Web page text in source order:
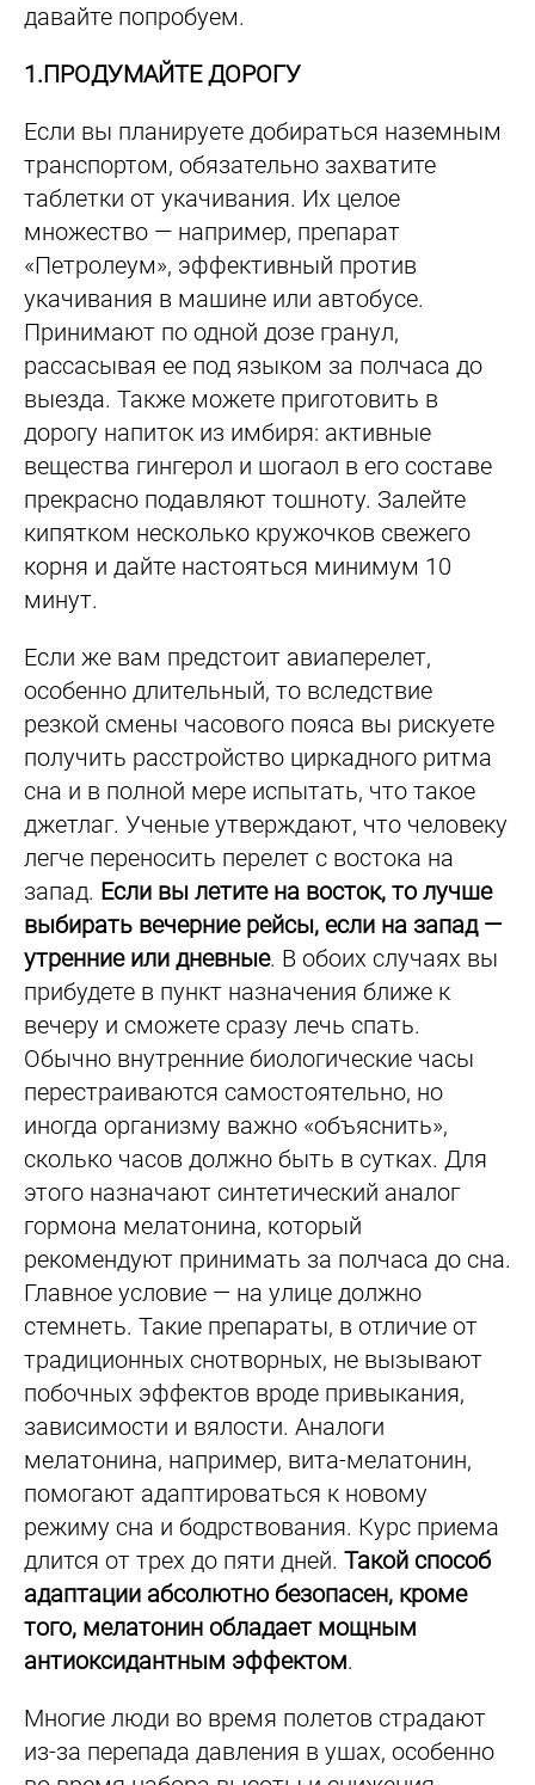
давайте попробуем.
1.ПРОДУМАЙТЕ ДОРОГУ
Если вы планируете добираться наземным
транспортом, обязательно захватите
таблетки от укачивания. Их целое
множество — например, препарат
«Петролеум», эффективный против
укачивания в машине или автобусе.
Принимают по одной дозе гранул,
рассасывая ее под языком за полчаса до
выезда. Также можете приготовить в
дорогу напиток из имбиря: активные
вещества гингерол и шогаол в его составе
прекрасно подавляют тошноту. Залейте
кипятком несколько кружочков свежего
корня и дайте настояться минимум 10
минут.
Если же вам предстоит авиаперелет,
особенно длительный, то вследствие
резкой смены часового пояса вы рискуете
получить расстройство циркадного ритма
сна и в полной мере испытать, что такое
джетлаг. Ученые утверждают, что человеку
легче переносить перелет с востока на
запад. Если вы летите на восток, то лучше
выбирать вечерние рейсы, если на запад —
утренние или дневные. В обоих случаях вы
прибудете в пункт назначения ближе к
вечеру и сможете сразу лечь спать.
Обычно внутренние биологические часы
перестраиваются самостоятельно, но
иногда организму важно «объяснить»,
сколько часов должно быть в сутках. Для
этого назначают синтетический аналог
гормона мелатонина, который
рекомендуют принимать за полчаса до сна.
Главное условие — на улице должно
стемнеть. Такие препараты, в отличие от
традиционных снотворных, не вызывают
побочных эффектов вроде привыкания,
зависимости и вялости. Аналоги
мелатонина, например, вита-мелатонин,
помогают адаптироваться к новому
режиму сна и бодрствования. Курс приема
длится от трех до пяти дней. Такой способ
адаптации абсолютно безопасен, кроме
того, мелатонин обладает мощным
антиоксидантным эффектом.
Многие люди во время полетов страдают
из-за перепада давления в ушах, особенно